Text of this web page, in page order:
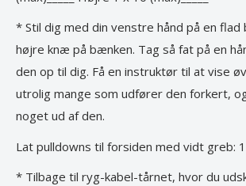
* Stil dig med din venstre hånd på en
højre knæ på bænken. Tag så fat på en
den op til dig. Få en instruktør til at vise
utrolig mange som udfører den forkert,
noget ud af den.
Lat pulldowns til forsiden med vidt greb: 1
* Tilbage til ryg-kabel-tårnet, hvor du